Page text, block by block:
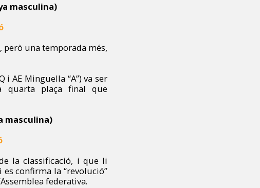
masculina)
però una temporada més,
AE Minguella “A”) va ser
quarta plaça final que
masculina)
la classificació, i que li
confirma la “revolució”
federativa.